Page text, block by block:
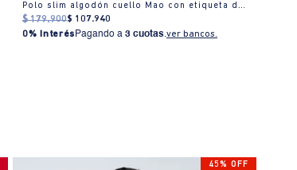
Polo slim algodón cuello Mao con etiqueta discreta
$ 179.900$ 107.940
0% Interés Pagando a3 cuotas.ver bancos.
45% OFF